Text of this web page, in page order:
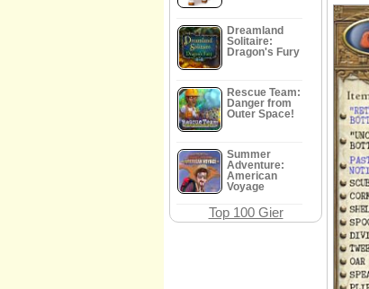
Dreamland
Solitaire:
Dragon's Fury
Rescue Team:
Danger from
Outer Space!
Summer
Adventure:
American
Voyage
Top 100 Gier